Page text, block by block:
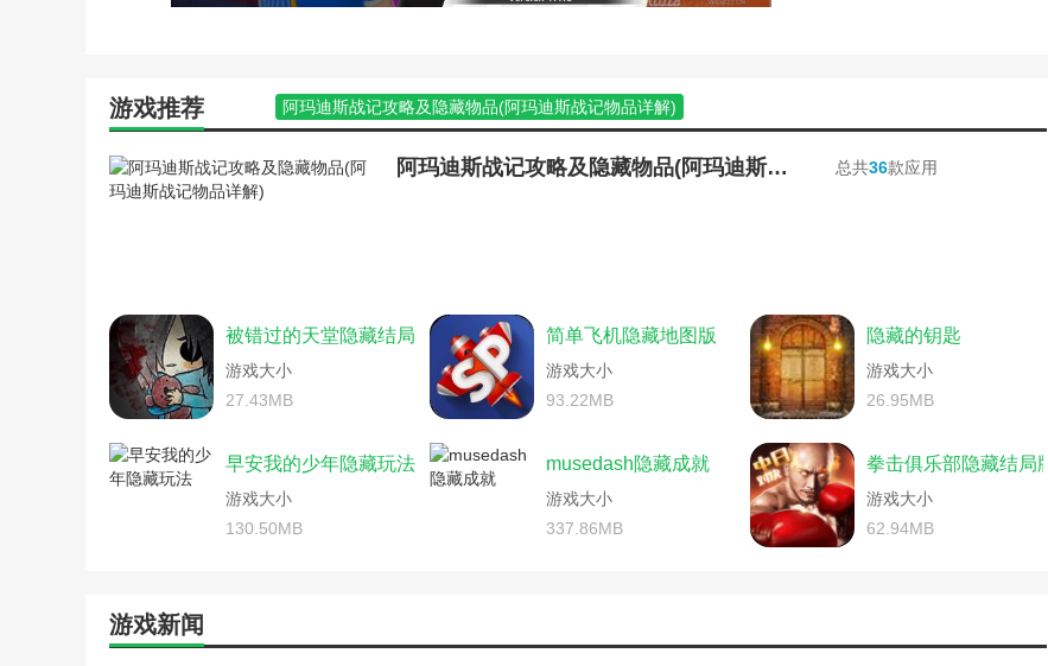
诛仙手游雪糕雪糕任务攻略(诛仙手游冰糖雪梨隐藏任务)
诛仙手游隐藏任务蒲公英攻略(诛仙手游蒲公英隐藏任务一步云巅在
诛仙手游庄生梦蝶隐藏攻略(诛仙手游庄生梦蝶隐藏任务怎么做)
手游诛仙枸杞攻略(诛仙手游可爱枸杞隐藏任务在哪个地图)
腾讯手游诛仙隐藏任务攻略(手游诛仙攻略隐藏任务)
完美世界手游的隐任务攻略(手游完美世界隐藏任务大全)
完美世界手游仙剑城隐藏任务攻略(完美世界剑仙城隐藏任务详细攻
隐藏我的游戏母亲1攻略(隐藏我的游戏母亲1攻略视频)
诛仙手游称号隐藏任务攻略(诛仙隐藏任务称号我只能帮你到这了)
诛仙手游丹顶西施获取攻略(诛仙丹顶西施隐藏)
诛仙手游凤凰灯隐藏攻略(诛仙手游凤凰花隐藏任务)
游戏推荐
阿玛迪斯战记攻略及隐藏物品(阿玛迪斯战记物品详解)
火影手游幻之试炼隐藏关攻略(火影忍者手游幻之试炼最后一关怎么过)
明月传说手游隐藏攻略(明月传说手游隐藏攻略视频)
三国志11隐藏武将149个(三国志11隐藏武将149个如何获得)
完美世界手游隐藏任务攻略蒸汽(完美世界手游蒸汽机隐藏任务攻略)
隐藏我的游戏机第13关攻略(游戏机藏起来了4第13关)
勇者斗恶龙11向往地上支线任务(勇者斗恶龙11憧憬的地上任务)
诛仙手游曾书书隐藏任务攻略(诛仙曾书书技能)
诛仙手游多隐藏任务攻略(诛仙手游隐藏任务攻略合集)
诛仙手游隐藏任务攻略汇总(诛仙手游隐藏任务)
阿玛迪斯战记攻略及隐藏物品(阿玛迪斯战记隐藏物品图文)
割绳子魔法游戏攻略(割绳子魔法隐藏关卡攻略)
坑爹游戏奇怪的大冒险攻略(坑爹大冒险隐藏关卡)
明月传说手游隐藏攻略(明月隐藏任务)
三国志11隐藏武将149个(三国志11隐藏武将149个怎样调出来)
手游完美世界隐藏攻略(手游完美世界隐藏攻略图)
阿玛迪斯战记攻略及隐藏物品(阿玛迪斯战记物品详解) 总共36款应用
被错过的天堂隐藏结局
游戏大小
27.43MB
简单飞机隐藏地图版
游戏大小
93.22MB
隐藏的钥匙
游戏大小
26.95MB
早安我的少年隐藏玩法
游戏大小
130.50MB
musedash隐藏成就
游戏大小
337.86MB
拳击俱乐部隐藏结局版
游戏大小
62.94MB
游戏新闻